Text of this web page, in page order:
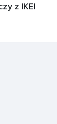
z IKEI